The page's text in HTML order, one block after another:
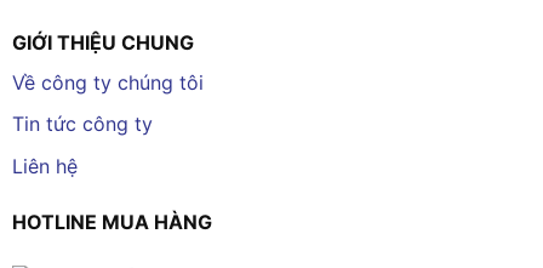
GIỚI THIỆU CHUNG
Về công ty chúng tôi
Tin tức công ty
Liên hệ
HOTLINE MUA HÀNG